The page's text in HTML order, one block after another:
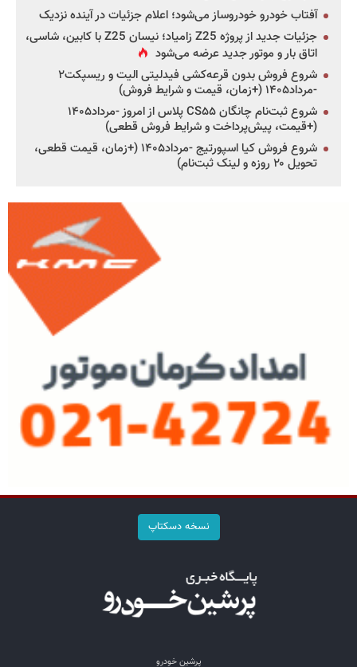
آفتاب خودرو خودروساز می‌شود؛ اعلام جزئیات در آینده نزدیک
جزئیات جدید از پروژه Z25 زامیاد؛ نیسان Z25 با کابین، شاسی،
اتاق بار و موتور جدید عرضه می‌شود
شروع فروش بدون قرعه‌کشی فیدلیتی الیت و ریسپکت۲
-مرداد۱۴۰۵ (+زمان، قیمت و شرایط فروش)
شروع ثبت‌نام چانگان CS۵۵ پلاس از امروز -مرداد۱۴۰۵
(+قیمت، پیش‌پرداخت و شرایط فروش قطعی)
شروع فروش کیا اسپورتیج -مرداد۱۴۰۵ (+زمان، قیمت قطعی،
تحویل ۲۰ روزه و لینک ثبت‌نام)
نسخه دسکتاپ
پرشین خودرو